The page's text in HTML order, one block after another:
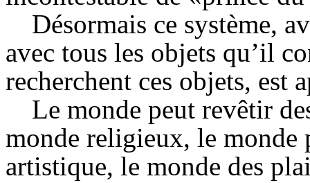
Désormais ce système,
avec tous les objets qu’il
recherchent ces objets, est
Le monde peut revêtir
monde religieux, le
artistique, le monde des